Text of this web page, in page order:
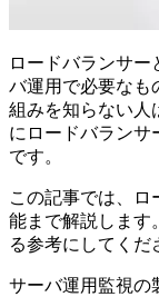
ロードバランサ
バ運用で必要なも
組みを知らない人
にロードバランサ
です。
この記事では、ロ
能まで解説します
る参考にしてくだ
サーバ運用監視の